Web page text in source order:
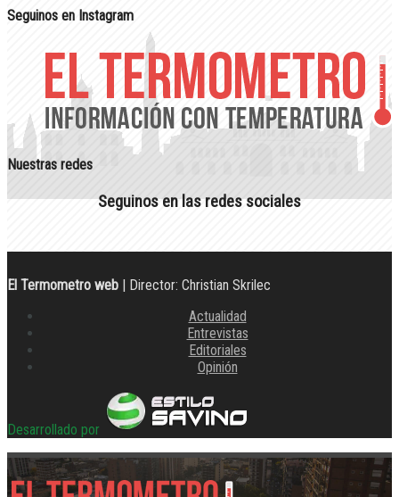
Seguinos en Instagram
Nuestras redes
Seguinos en las redes sociales
El Termometro web | Director: Christian Skrilec
Actualidad
Entrevistas
Editoriales
Opinión
Desarrollado por